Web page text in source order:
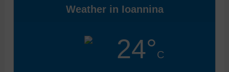
Weather in Ioannina
24°C